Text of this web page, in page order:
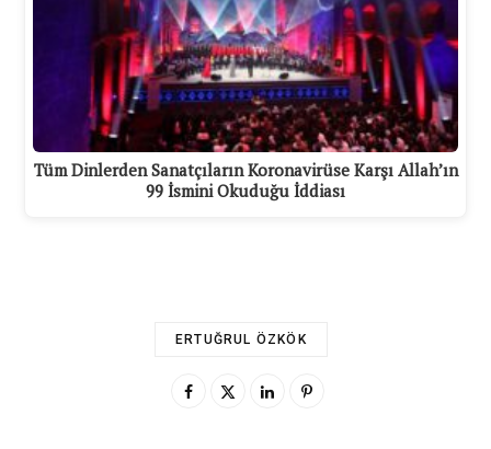
Tüm Dinlerden Sanatçıların Koronavirüse Karşı Allah’ın
99 İsmini Okuduğu İddiası
ERTUĞRUL ÖZKÖK